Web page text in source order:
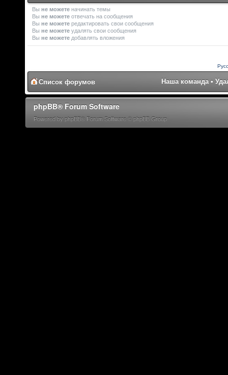
Вы не можете начинать темы
Вы не можете отвечать на сообщения
Вы не можете редактировать свои сообщения
Вы не можете удалять свои сообщения
Вы не можете добавлять вложения
Список форумов Наша команда •
phpBB® Forum Software
Powered by phpBB® Forum Software © phpBB Group